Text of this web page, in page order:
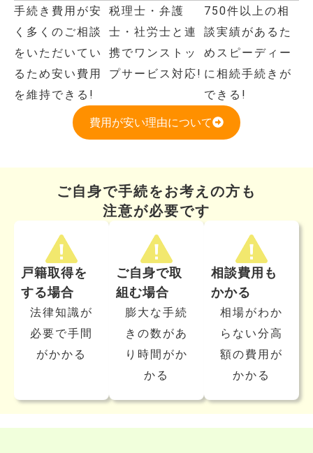
手続き費用が安
く多くのご相談
をいただいてい
るため安い費用
を維持できる!
税理士・弁護
士・社労士と連
携でワンストッ
プサービス対応!
750件以上の相
談実績があるた
めスピーディー
に相続手続きが
できる!
費用が安い理由について
ご自身で手続をお考えの方も
注意が必要です
戸籍取得を
する場合
法律知識が
必要で手間
がかかる
ご自身で取
組む場合
膨大な手続
きの数があ
り時間がか
かる
相談費用も
かかる
相場がわか
らない分高
額の費用が
かかる